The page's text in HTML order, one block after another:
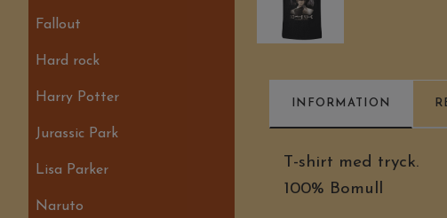
Fallout
Hard rock
Harry Potter
Jurassic Park
Lisa Parker
Naruto
INFORMATION
T-shirt med tryck.
100% Bomull